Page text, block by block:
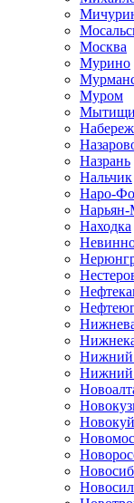
Москва
Мурино
Муром
Мытищи
Назрань
Нальчик
Наро-
Находка
Нижний
Нижний